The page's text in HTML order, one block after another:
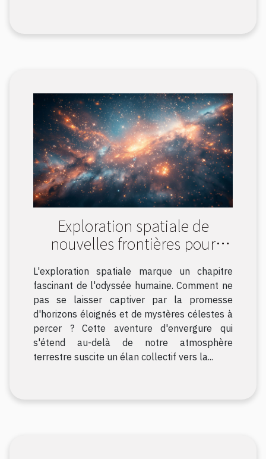
Exploration spatiale de
nouvelles frontières pour
l'humanité
L'exploration spatiale marque un chapitre
fascinant de l'odyssée humaine. Comment ne
pas se laisser captiver par la promesse
d'horizons éloignés et de mystères célestes à
percer ? Cette aventure d'envergure qui
s'étend au-delà de notre atmosphère
terrestre suscite un élan collectif vers la...